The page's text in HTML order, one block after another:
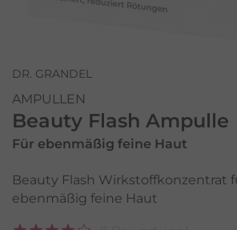
DR. GRANDEL
AMPULLEN
Beauty Flash Ampulle
Für ebenmäßig feine Haut
Beauty Flash Wirkstoffkonzentrat
ebenmäßig feine Haut